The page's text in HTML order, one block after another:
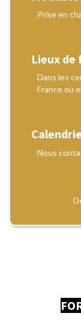
Prise en
Lieux
Dans les
France ou
Nous